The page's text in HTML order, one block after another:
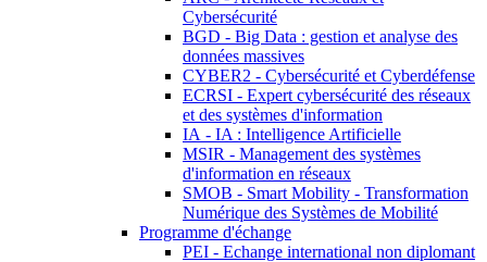
Cybersécurité
BGD - Big Data : gestion et analyse des
données massives
CYBER2 - Cybersécurité et Cyberdéfense
ECRSI - Expert cybersécurité des réseaux
et des systèmes d'information
IA - IA : Intelligence Artificielle
MSIR - Management des systèmes
d'information en réseaux
SMOB - Smart Mobility - Transformation
Numérique des Systèmes de Mobilité
Programme d'échange
PEI - Echange international non diplomant